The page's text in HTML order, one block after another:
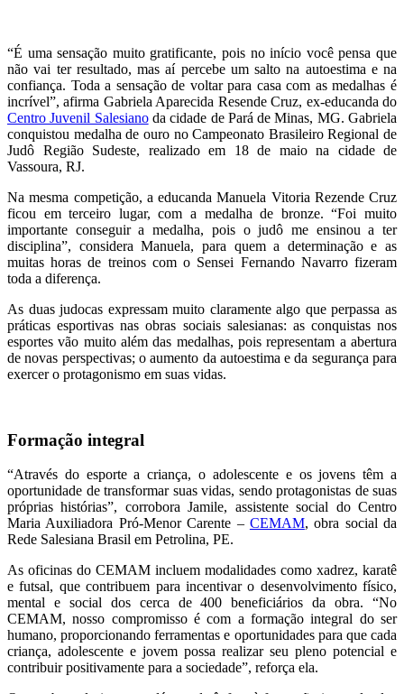
“É uma sensação muito gratificante, pois no início você pensa que
não vai ter resultado, mas aí percebe um salto na autoestima e na
confiança. Toda a sensação de voltar para casa com as medalhas é
incrível”, afirma Gabriela Aparecida Resende Cruz, ex-educanda do
Centro Juvenil Salesianoda cidade de Pará de Minas, MG. Gabriela
conquistou medalha de ouro no Campeonato Brasileiro Regional de
Judô Região Sudeste, realizado em 18 de maio na cidade de
Vassoura, RJ.
Na mesma competição, a educanda Manuela Vitoria Rezende Cruz
ficou em terceiro lugar, com a medalha de bronze. “Foi muito
importante conseguir a medalha, pois o judô me ensinou a ter
disciplina”, considera Manuela, para quem a determinação e as
muitas horas de treinos com o Sensei Fernando Navarro fizeram
toda a diferença.
As duas judocas expressam muito claramente algo que perpassa as
práticas esportivas nas obras sociais salesianas: as conquistas nos
esportes vão muito além das medalhas, pois representam a abertura
de novas perspectivas; o aumento da autoestima e da segurança para
exercer o protagonismo em suas vidas.
Formação integral
“Através do esporte a criança, o adolescente e os jovens têm a
oportunidade de transformar suas vidas, sendo protagonistas de suas
próprias histórias”, corrobora Jamile, assistente social do Centro
Maria Auxiliadora Pró-Menor Carente – CEMAM, obra social da
Rede Salesiana Brasil em Petrolina, PE.
As oficinas do CEMAM incluem modalidades como xadrez, karatê
e futsal, que contribuem para incentivar o desenvolvimento físico,
mental e social dos cerca de 400 beneficiários da obra. “No
CEMAM, nosso compromisso é com a formação integral do ser
humano, proporcionando ferramentas e oportunidades para que cada
criança, adolescente e jovem possa realizar seu pleno potencial e
contribuir positivamente para a sociedade”, reforça ela.